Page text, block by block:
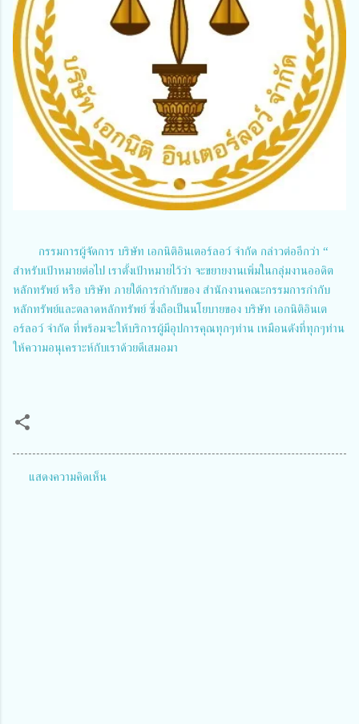
กรรมการผู้จัดการ บริษัท เอกนิติอินเตอร์ลอว์ จำกัด กล่าวต่ออีกว่า “
สำหรับเป้าหมายต่อไป เราตั้งเป้าหมายไว้ว่า จะขยายงานเพิ่มในกลุ่มงานออดิต
หลักทรัพย์ หรือ บริษัท ภายใต้การกำกับของ สำนักงานคณะกรรมการกำกับ
หลักทรัพย์และตลาดหลักทรัพย์ ซึ่งถือเป็นนโยบายของ บริษัท เอกนิติอินเต
อร์ลอว์ จำกัด ที่พร้อมจะให้บริการผู้มีอุปการคุณทุกๆท่าน เหมือนดังที่ทุกๆท่าน
ให้ความอนุเคราะห์กับเราด้วยดีเสมอมา
แสดงความคิดเห็น